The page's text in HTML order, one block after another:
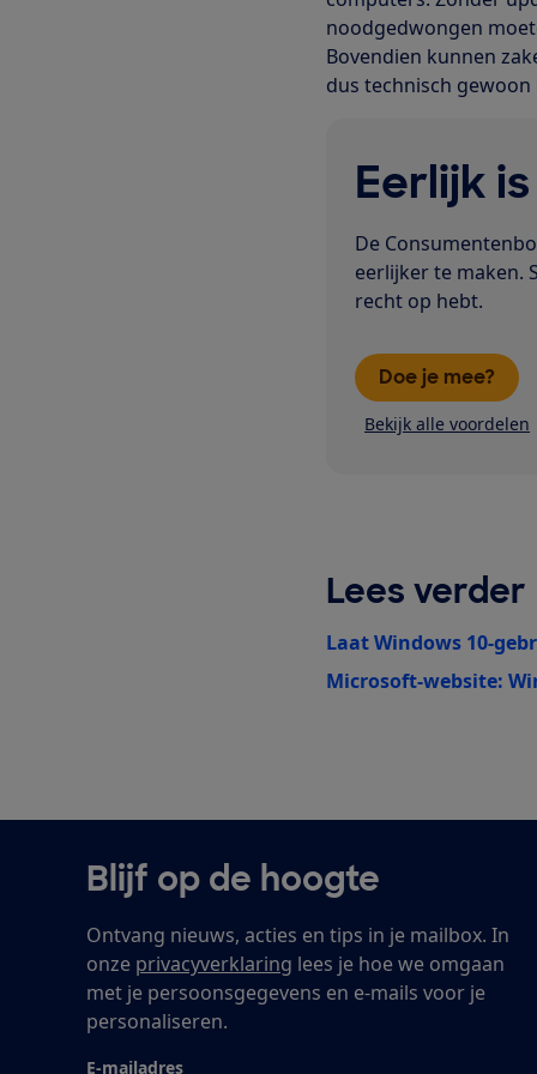
noodgedwongen
Bovendien kunnen
dus technisch
Eerlijk is
De
eerlijker te maken.
recht op hebt.
Doe je mee?
Bekijk alle voordelen
Lees verder
Laat Windows 10-
Microsoft-website:
Blijf op de hoogte
Ontvang nieuws, acties en tips in je mailbox. In
onze privacyverklaring lees je hoe we omgaan
met je persoonsgegevens en e-mails voor je
personaliseren.
E-mailadres